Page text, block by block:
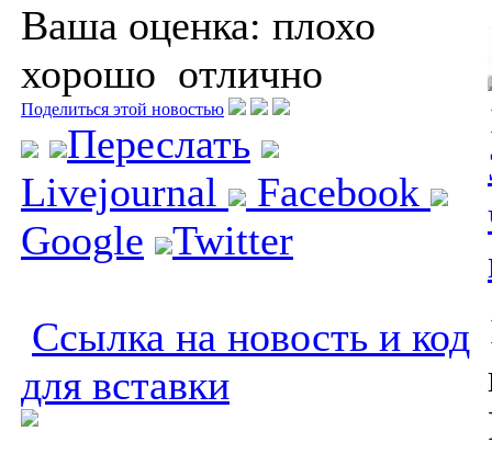
Ваша оценка: плохо
хорошо отлично
Поделиться этой новостью
Переслать
Livejournal
Facebook
Google
Twitter
Ссылка на новость и код
для вставки